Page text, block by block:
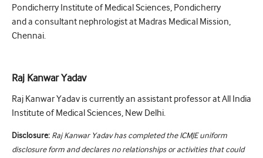
Pondicherry Institute of Medical Sciences, Pondicherry
and a consultant nephrologist at Madras Medical Mission,
Chennai.
Raj Kanwar Yadav
Raj Kanwar Yadav is currently an assistant professor at All India
Institute of Medical Sciences, New Delhi.
Disclosure: Raj Kanwar Yadav has completed the ICMJE uniform
disclosure form and declares no relationships or activities that could